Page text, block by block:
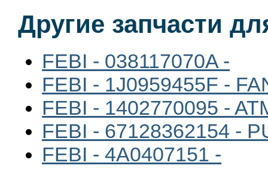
Другие запчасти
FEBI - 038117070A -
FEBI - 1J0959455F -
FEBI - 1402770095 -
FEBI - 67128362154 -
FEBI - 4A0407151 -